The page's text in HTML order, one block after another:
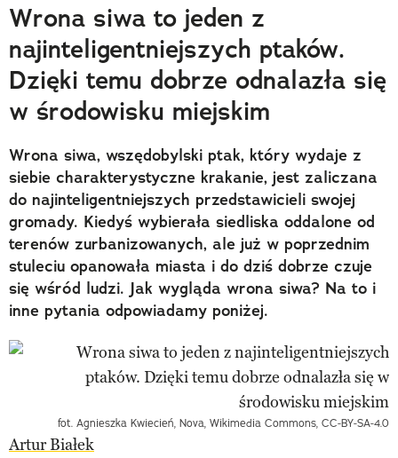
Trendbook Podróżniczy
Polecane
Wrona siwa to jeden z
najinteligentniejszych ptaków.
Dzięki temu dobrze odnalazła się
w środowisku miejskim
Wrona siwa, wszędobylski ptak, który wydaje z
siebie charakterystyczne krakanie, jest zaliczana
do najinteligentniejszych przedstawicieli swojej
gromady. Kiedyś wybierała siedliska oddalone od
terenów zurbanizowanych, ale już w poprzednim
stuleciu opanowała miasta i do dziś dobrze czuje
się wśród ludzi. Jak wygląda wrona siwa? Na to i
inne pytania odpowiadamy poniżej.
fot. Agnieszka Kwiecień, Nova, Wikimedia Commons, CC-BY-SA-4.0
Artur Białek